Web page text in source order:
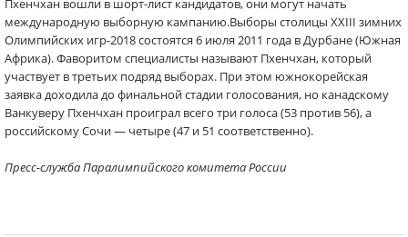
Пхенчхан вошли в шорт-лист кандидатов, они могут начать
международную выборную кампанию.Выборы столицы ХХIII зимних
Олимпийских игр-2018 состоятся 6 июля 2011 года в Дурбане (Южная
Африка). Фаворитом специалисты называют Пхенчхан, который
участвует в третьих подряд выборах. При этом южнокорейская
заявка доходила до финальной стадии голосования, но канадскому
Ванкуверу Пхенчхан проиграл всего три голоса (53 против 56), а
российскому Сочи — четыре (47 и 51 соответственно).
Пресс-служба Паралимпийского комитета России